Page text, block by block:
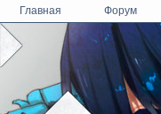
Главная Форум